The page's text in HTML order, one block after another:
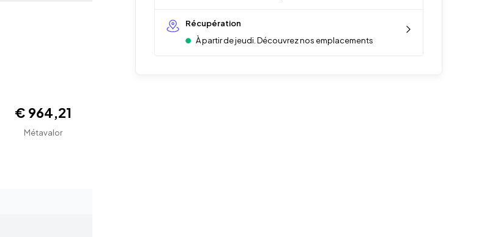
Récupération
À partir de jeudi. Découvrez nos emplacements
€ 964,21
Métavalor